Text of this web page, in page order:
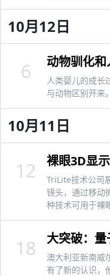
10月12日
动物驯化
人类婴儿的成长
与动物区别开来。
6
10月11日
裸眼3D显
TriLite技术公司
镜头，通过移动
种技术可用于裸
12
大突破：
澳大利亚新南威
有了新的认识，
18